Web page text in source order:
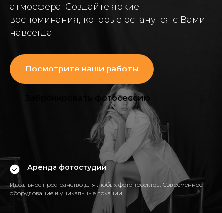
атмосфера. Создайте яркие
воспоминания, которые останутся с Вами
навсегда.
Посмотрите наши работы
Забронировать фотосессию
Аренда фотостудии
Идеальное пространство для любых фотопроектов. Современное
оборудование и уникальные локации